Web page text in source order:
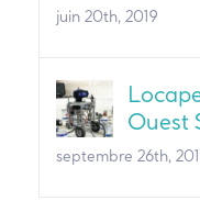
juin 20th, 2019
Ouest
septembre 26th,